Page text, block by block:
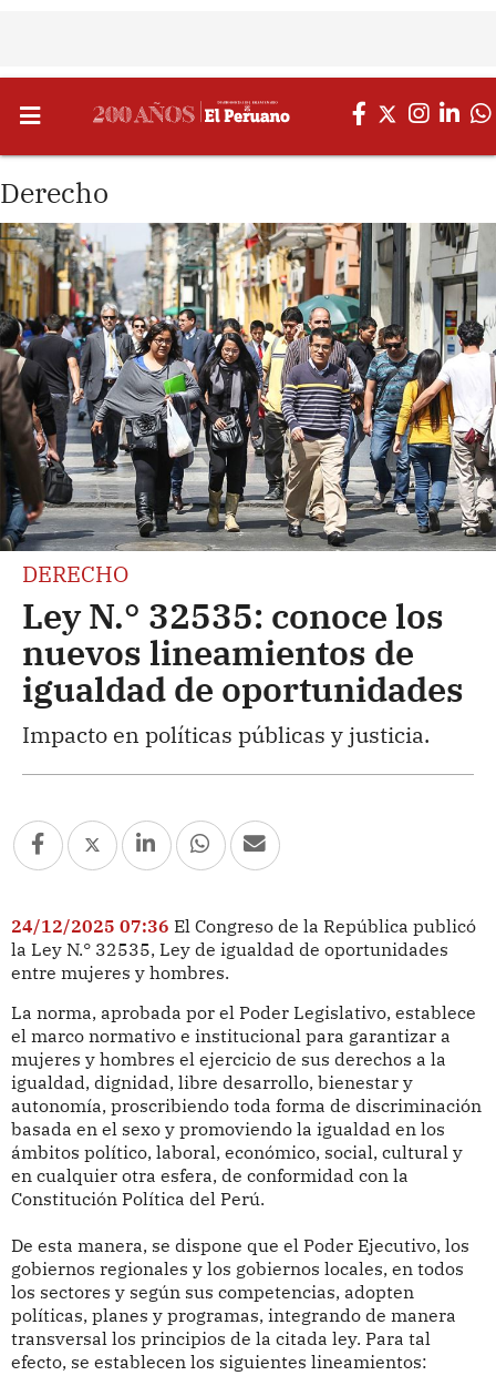
Derecho
DERECHO
Ley N.° 32535: conoce los
nuevos lineamientos de
igualdad de oportunidades
Impacto en políticas públicas y justicia.
24/12/2025 07:36 El Congreso de la República publicó
la Ley N.° 32535, Ley de igualdad de oportunidades
entre mujeres y hombres.
La norma, aprobada por el Poder Legislativo, establece
el marco normativo e institucional para garantizar a
mujeres y hombres el ejercicio de sus derechos a la
igualdad, dignidad, libre desarrollo, bienestar y
autonomía, proscribiendo toda forma de discriminación
basada en el sexo y promoviendo la igualdad en los
ámbitos político, laboral, económico, social, cultural y
en cualquier otra esfera, de conformidad con la
Constitución Política del Perú.
De esta manera, se dispone que el Poder Ejecutivo, los
gobiernos regionales y los gobiernos locales, en todos
los sectores y según sus competencias, adopten
políticas, planes y programas, integrando de manera
transversal los principios de la citada ley. Para tal
efecto, se establecen los siguientes lineamientos: